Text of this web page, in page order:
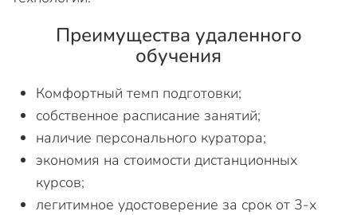
Преимущества удаленного
обучения
Комфортный темп подготовки;
собственное расписание занятий;
наличие персонального куратора;
экономия на стоимости дистанционных
курсов;
легитимное удостоверение за срок от 3-х